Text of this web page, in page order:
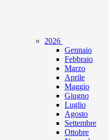
2026
Gennaio
Febbraio
Marzo
Aprile
Maggio
Giugno
Luglio
Agosto
Settembre
Ottobre